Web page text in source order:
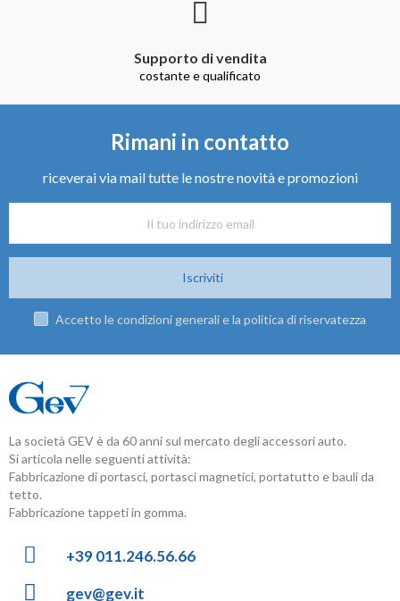
Supporto di vendita
costante e qualificato
Rimani in contatto
riceverai via mail tutte le nostre novità e promozioni
Iscriviti
Accetto le condizioni generali e la politica di riservatezza
La società GEV è da 60 anni sul mercato degli accessori auto.
Si articola nelle seguenti attività:
Fabbricazione di portasci, portasci magnetici, portatutto e bauli da
tetto.
Fabbricazione tappeti in gomma.
+39 011.246.56.66
gev@gev.it